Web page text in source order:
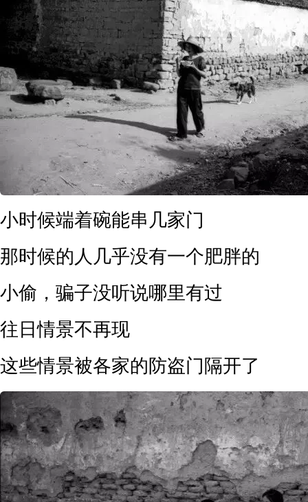
小时候端着碗能串几家门
那时候的人几乎没有一个肥胖的
小偷，骗子没听说哪里有过
往日情景不再现
这些情景被各家的防盗门隔开了